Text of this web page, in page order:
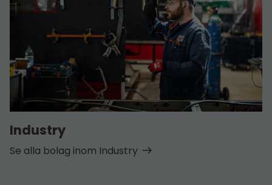
Industry
Se alla bolag inom Industry